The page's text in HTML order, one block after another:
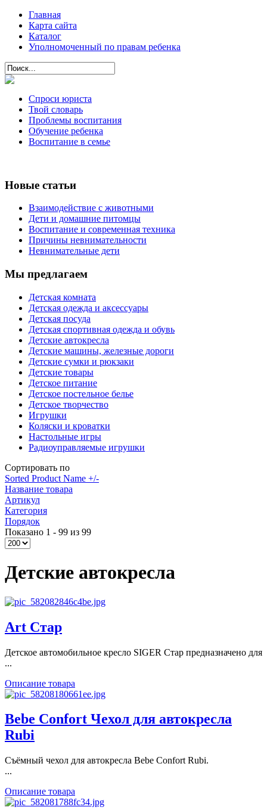
Главная
Карта сайта
Каталог
Уполномоченный по правам ребенка
Спроси юриста
Твой словарь
Проблемы воспитания
Обучение ребенка
Воспитание в семье
Новые статьи
Взаимодействие с животными
Дети и домашние питомцы
Воспитание и современная техника
Причины невнимательности
Невнимательные дети
Мы предлагаем
Детская комната
Детская одежда и аксессуары
Детская посуда
Детская спортивная одежда и обувь
Детские автокресла
Детские машины, железные дороги
Детские сумки и рюкзаки
Детские товары
Детское питание
Детское постельное белье
Детское творчество
Игрушки
Коляски и кроватки
Настольные игры
Радиоуправляемые игрушки
Сортировать по
Sorted Product Name +/-
Название товара
Артикул
Категория
Порядок
Показано 1 - 99 из 99
Детские автокресла
Art Стар
Детское автомобильное кресло SIGER Стар предназначено для
...
Описание товара
Bebe Confort Чехол для автокресла
Rubi
Съёмный чехол для автокресла Bebe Confort Rubi.
...
Описание товара